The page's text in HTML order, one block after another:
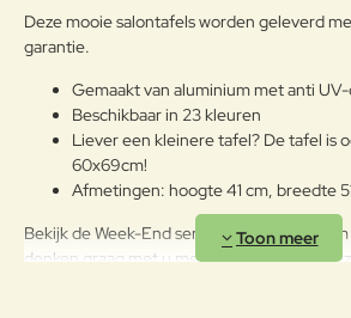
Deze mooie salontafels worden geleverd
garantie.
Gemaakt van aluminium met anti
Beschikbaar in 23 kleuren
Liever een kleinere tafel? De tafel is
60x69cm!
Afmetingen: hoogte 41 cm, breedte
Bekijk de Week-End serie in onze
denken graag met u mee over de beste